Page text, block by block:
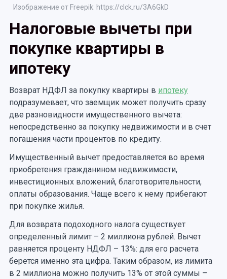
Изображение от Freepik: https://clck.ru/3A6GkD
Налоговые вычеты при
покупке квартиры в
ипотеку
Возврат НДФЛ за покупку квартиры в ипотеку
подразумевает, что заемщик может получить сразу
две разновидности имущественного вычета:
непосредственно за покупку недвижимости и в счет
погашения части процентов по кредиту.
Имущественный вычет предоставляется во время
приобретения гражданином недвижимости,
инвестиционных вложений, благотворительности,
оплаты образования. Чаще всего к нему прибегают
при покупке жилья.
Для возврата подоходного налога существует
определенный лимит – 2 миллиона рублей. Вычет
равняется проценту НДФЛ – 13%: для его расчета
берется именно эта цифра. Таким образом, из лимита
в 2 миллиона можно получить 13% от этой суммы –